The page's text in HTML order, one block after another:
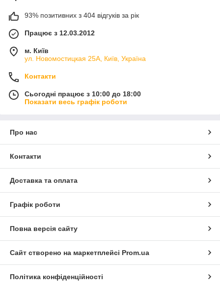
93% позитивних з 404 відгуків за рік
Працює з 12.03.2012
м. Київ
ул. Новомостицкая 25А, Київ, Україна
Контакти
Сьогодні працює з 10:00 до 18:00
Показати весь графік роботи
Про нас
Контакти
Доставка та оплата
Графік роботи
Повна версія сайту
Сайт створено на маркетплейсі Prom.ua
Політика конфіденційності